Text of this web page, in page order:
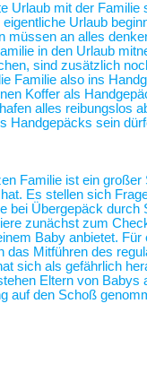
Urlaub mit der
Urlaub
müssen an alles
in den Urlaub
sind zusätzlich
Familie also ins
Koffer als
alles reibungslos
Handgepäcks sein
Familie ist ein
Es stellen sich
bei Übergepäck
zunächst zum
Baby anbietet.
das Mitführen des
sich als gefährlich
Eltern von
auf den Schoß